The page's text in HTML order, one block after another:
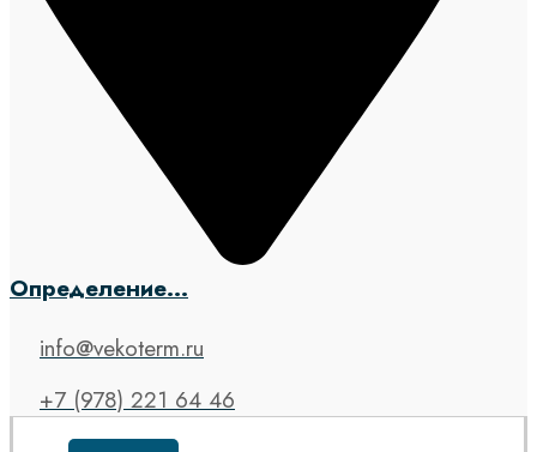
Определение...
info@vekoterm.ru
+7 (978) 221 64 46